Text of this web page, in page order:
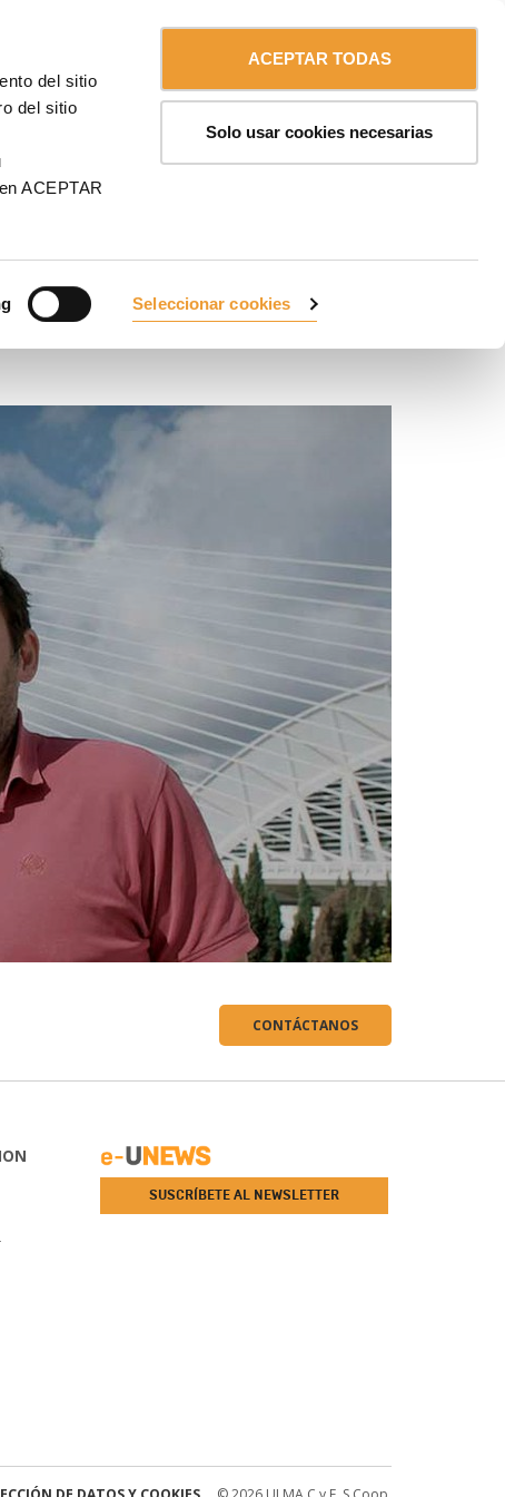
del sitio
del sitio
ACEPTAR
Seleccionar cookies
ACEPTAR TODAS
Solo usar cookies necesarias
CONTÁCTANOS
SUSCRÍBETE AL NEWSLETTER